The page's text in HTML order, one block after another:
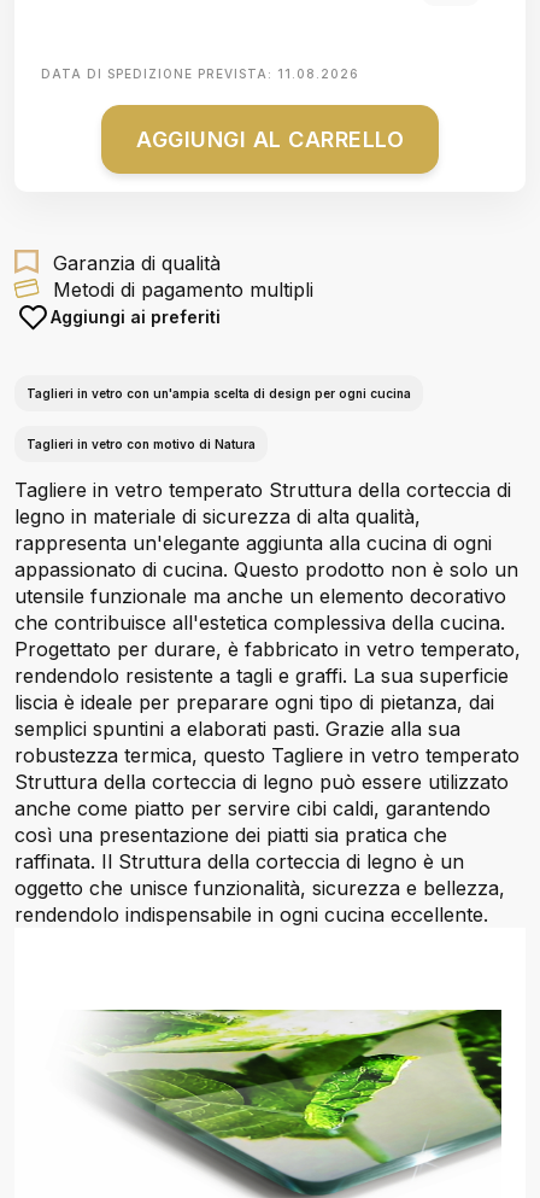
DATA DI SPEDIZIONE PREVISTA: 11.08.2026
AGGIUNGI AL CARRELLO
Garanzia di qualità
Metodi di pagamento multipli
Aggiungi ai preferiti
Taglieri in vetro con un'ampia scelta di design per ogni cucina
Taglieri in vetro con motivo di Natura
Tagliere in vetro temperato Struttura della corteccia di
legno in materiale di sicurezza di alta qualità,
rappresenta un'elegante aggiunta alla cucina di ogni
appassionato di cucina. Questo prodotto non è solo un
utensile funzionale ma anche un elemento decorativo
che contribuisce all'estetica complessiva della cucina.
Progettato per durare, è fabbricato in vetro temperato,
rendendolo resistente a tagli e graffi. La sua superficie
liscia è ideale per preparare ogni tipo di pietanza, dai
semplici spuntini a elaborati pasti. Grazie alla sua
robustezza termica, questo Tagliere in vetro temperato
Struttura della corteccia di legno può essere utilizzato
anche come piatto per servire cibi caldi, garantendo
così una presentazione dei piatti sia pratica che
raffinata. Il Struttura della corteccia di legno è un
oggetto che unisce funzionalità, sicurezza e bellezza,
rendendolo indispensabile in ogni cucina eccellente.